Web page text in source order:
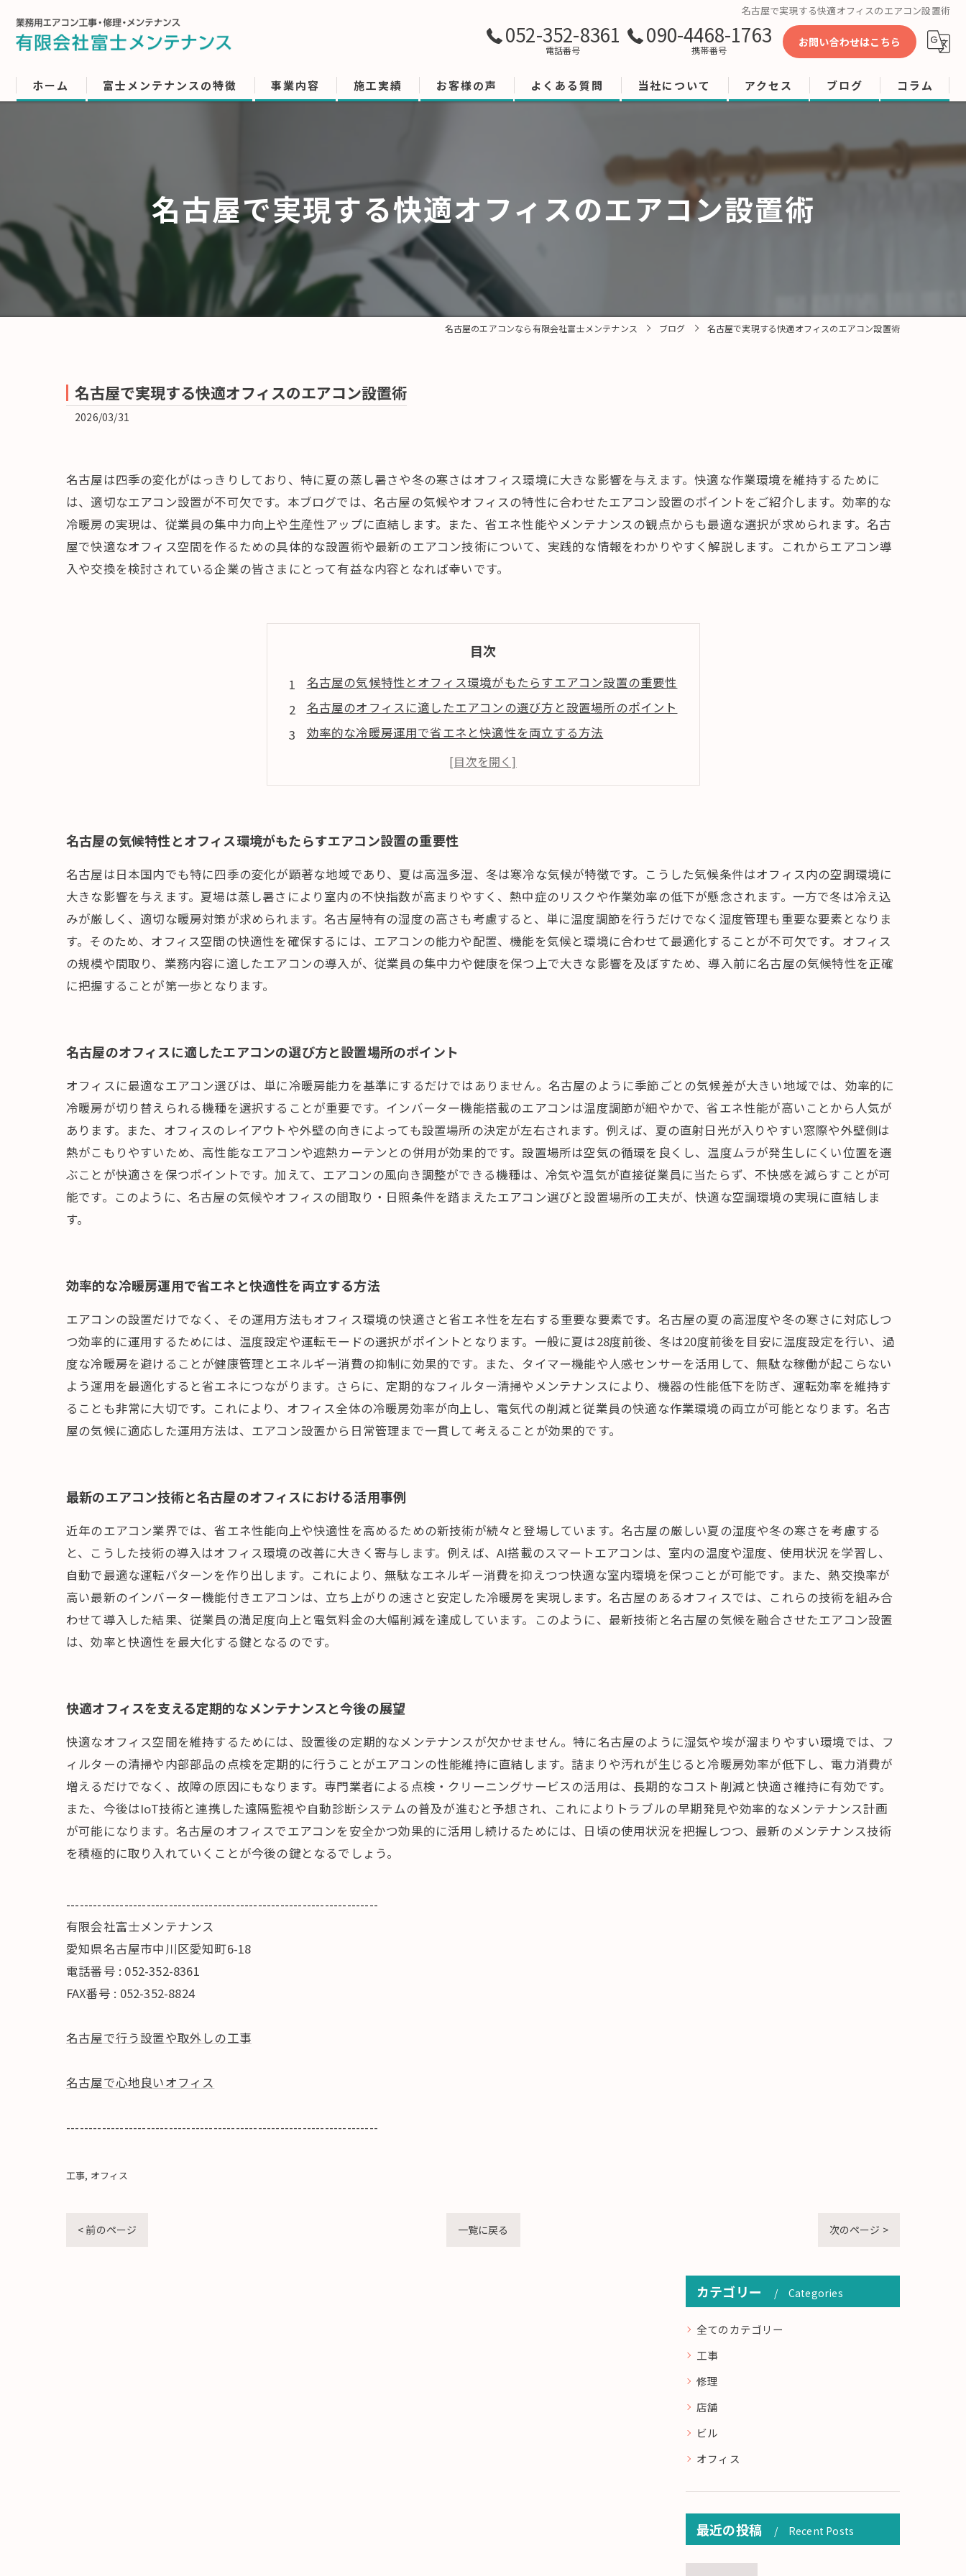
名古屋で実現する快適オフィスのエアコン設置術
052-352-8361
電話番号
090-4468-1763
携帯番号
お問い合わせはこちら
ホーム 富士メンテナンスの特徴 事業内容 施工実績 お客様の声 よくある質問 当社について
店舗
アクセス ブログ コラム
名古屋で実現する快適オフィスのエアコン設置術
名古屋のエアコンなら有限会社富士メンテナンス ブログ 名古屋で実現する快適オフィスのエアコン設置術
名古屋で実現する快適オフィスのエアコン設置術
2026/03/31
名古屋は四季の変化がはっきりしており、特に夏の蒸し暑さや冬の寒さはオフィス環境に大きな影響を与えます。快適な作業環境を維持するために
は、適切なエアコン設置が不可欠です。本ブログでは、名古屋の気候やオフィスの特性に合わせたエアコン設置のポイントをご紹介します。効率的な
冷暖房の実現は、従業員の集中力向上や生産性アップに直結します。また、省エネ性能やメンテナンスの観点からも最適な選択が求められます。名古
屋で快適なオフィス空間を作るための具体的な設置術や最新のエアコン技術について、実践的な情報をわかりやすく解説します。これからエアコン導
入や交換を検討されている企業の皆さまにとって有益な内容となれば幸いです。
目次
名古屋の気候特性とオフィス環境がもたらすエアコン設置の重要性
名古屋のオフィスに適したエアコンの選び方と設置場所のポイント
効率的な冷暖房運用で省エネと快適性を両立する方法
最新のエアコン技術と名古屋のオフィスにおける活用事例
快適オフィスを支える定期的なメンテナンスと今後の展望
名古屋の気候特性とオフィス環境がもたらすエアコン設置の重要性
名古屋は日本国内でも特に四季の変化が顕著な地域であり、夏は高温多湿、冬は寒冷な気候が特徴です。こうした気候条件はオフィス内の空調環境に
大きな影響を与えます。夏場は蒸し暑さにより室内の不快指数が高まりやすく、熱中症のリスクや作業効率の低下が懸念されます。一方で冬は冷え込
みが厳しく、適切な暖房対策が求められます。名古屋特有の湿度の高さも考慮すると、単に温度調節を行うだけでなく湿度管理も重要な要素となりま
す。そのため、オフィス空間の快適性を確保するには、エアコンの能力や配置、機能を気候と環境に合わせて最適化することが不可欠です。オフィス
の規模や間取り、業務内容に適したエアコンの導入が、従業員の集中力や健康を保つ上で大きな影響を及ぼすため、導入前に名古屋の気候特性を正確
に把握することが第一歩となります。
名古屋のオフィスに適したエアコンの選び方と設置場所のポイント
オフィスに最適なエアコン選びは、単に冷暖房能力を基準にするだけではありません。名古屋のように季節ごとの気候差が大きい地域では、効率的に
冷暖房が切り替えられる機種を選択することが重要です。インバーター機能搭載のエアコンは温度調節が細やかで、省エネ性能が高いことから人気が
あります。また、オフィスのレイアウトや外壁の向きによっても設置場所の決定が左右されます。例えば、夏の直射日光が入りやすい窓際や外壁側は
熱がこもりやすいため、高性能なエアコンや遮熱カーテンとの併用が効果的です。設置場所は空気の循環を良くし、温度ムラが発生しにくい位置を選
ぶことが快適さを保つポイントです。加えて、エアコンの風向き調整ができる機種は、冷気や温気が直接従業員に当たらず、不快感を減らすことが可
能です。このように、名古屋の気候やオフィスの間取り・日照条件を踏まえたエアコン選びと設置場所の工夫が、快適な空調環境の実現に直結しま
す。
効率的な冷暖房運用で省エネと快適性を両立する方法
エアコンの設置だけでなく、その運用方法もオフィス環境の快適さと省エネ性を左右する重要な要素です。名古屋の夏の高湿度や冬の寒さに対応しつ
つ効率的に運用するためには、温度設定や運転モードの選択がポイントとなります。一般に夏は28度前後、冬は20度前後を目安に温度設定を行い、過
度な冷暖房を避けることが健康管理とエネルギー消費の抑制に効果的です。また、タイマー機能や人感センサーを活用して、無駄な稼働が起こらない
よう運用を最適化すると省エネにつながります。さらに、定期的なフィルター清掃やメンテナンスにより、機器の性能低下を防ぎ、運転効率を維持す
ることも非常に大切です。これにより、オフィス全体の冷暖房効率が向上し、電気代の削減と従業員の快適な作業環境の両立が可能となります。名古
屋の気候に適応した運用方法は、エアコン設置から日常管理まで一貫して考えることが効果的です。
最新のエアコン技術と名古屋のオフィスにおける活用事例
近年のエアコン業界では、省エネ性能向上や快適性を高めるための新技術が続々と登場しています。名古屋の厳しい夏の湿度や冬の寒さを考慮する
と、こうした技術の導入はオフィス環境の改善に大きく寄与します。例えば、AI搭載のスマートエアコンは、室内の温度や湿度、使用状況を学習し、
自動で最適な運転パターンを作り出します。これにより、無駄なエネルギー消費を抑えつつ快適な室内環境を保つことが可能です。また、熱交換率が
高い最新のインバーター機能付きエアコンは、立ち上がりの速さと安定した冷暖房を実現します。名古屋のあるオフィスでは、これらの技術を組み合
わせて導入した結果、従業員の満足度向上と電気料金の大幅削減を達成しています。このように、最新技術と名古屋の気候を融合させたエアコン設置
は、効率と快適性を最大化する鍵となるのです。
快適オフィスを支える定期的なメンテナンスと今後の展望
快適なオフィス空間を維持するためには、設置後の定期的なメンテナンスが欠かせません。特に名古屋のように湿気や埃が溜まりやすい環境では、フ
ィルターの清掃や内部部品の点検を定期的に行うことがエアコンの性能維持に直結します。詰まりや汚れが生じると冷暖房効率が低下し、電力消費が
増えるだけでなく、故障の原因にもなります。専門業者による点検・クリーニングサービスの活用は、長期的なコスト削減と快適さ維持に有効です。
また、今後はIoT技術と連携した遠隔監視や自動診断システムの普及が進むと予想され、これによりトラブルの早期発見や効率的なメンテナンス計画
が可能になります。名古屋のオフィスでエアコンを安全かつ効果的に活用し続けるためには、日頃の使用状況を把握しつつ、最新のメンテナンス技術
を積極的に取り入れていくことが今後の鍵となるでしょう。
----------------------------------------------------------------------
有限会社富士メンテナンス
愛知県名古屋市中川区愛知町6-18
電話番号 : 052-352-8361
FAX番号 : 052-352-8824
名古屋で行う設置や取外しの工事
名古屋で心地良いオフィス
----------------------------------------------------------------------
工事 オフィス
< 前のページ 一覧に戻る 次のページ >
カテゴリー Categories
全てのカテゴリー
工事
修理
店舗
ビル
オフィス
最近の投稿 Recent Posts